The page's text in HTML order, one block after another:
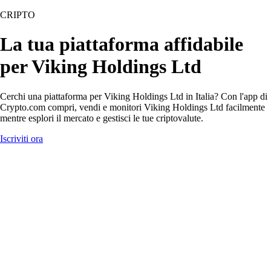
CRIPTO
La tua piattaforma affidabile
per Viking Holdings Ltd
Cerchi una piattaforma per Viking Holdings Ltd in Italia? Con l'app di
Crypto.com compri, vendi e monitori Viking Holdings Ltd facilmente
mentre esplori il mercato e gestisci le tue criptovalute.
Iscriviti ora